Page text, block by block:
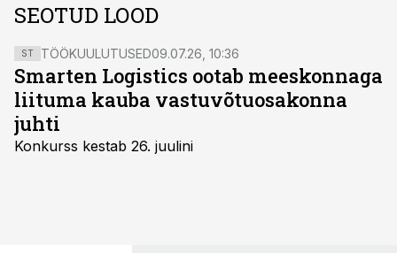
SEOTUD LOOD
ST TÖÖKUULUTUSED09.07.26, 10:36
Smarten Logistics ootab meeskonnaga
liituma kauba vastuvõtuosakonna
juhti
Konkurss kestab 26. juulini